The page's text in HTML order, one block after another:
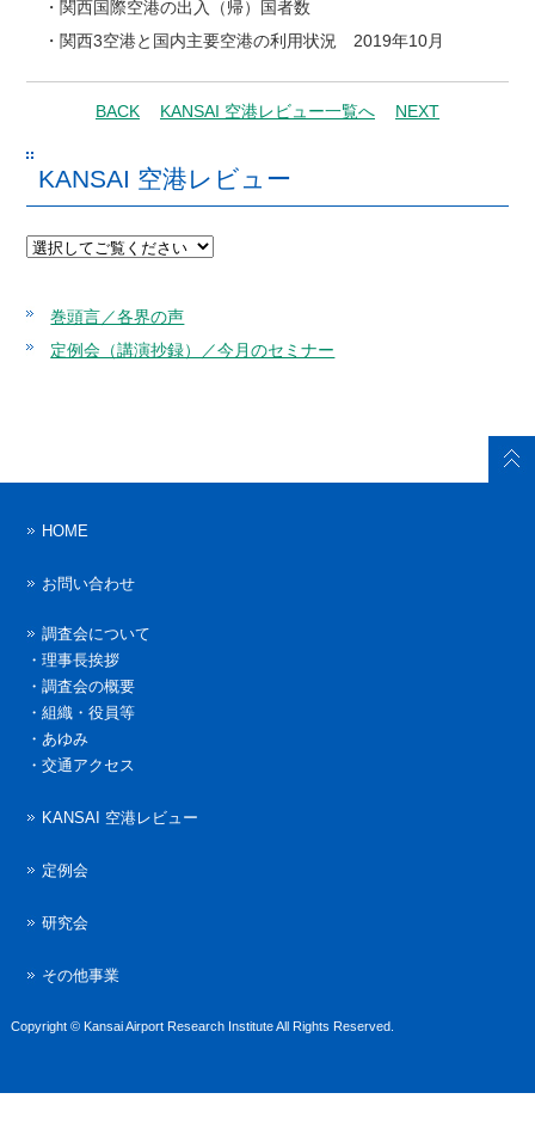
・関西国際空港の出入（帰）国者数
・関西3空港と国内主要空港の利用状況 2019年10月
BACK KANSAI 空港レビュー一覧へ NEXT
KANSAI 空港レビュー
巻頭言／各界の声
定例会（講演抄録）／今月のセミナー
HOME
お問い合わせ
調査会について
・理事長挨拶
・調査会の概要
・組織・役員等
・あゆみ
・交通アクセス
KANSAI 空港レビュー
定例会
研究会
その他事業
Copyright © Kansai Airport Research Institute All Rights Reserved.